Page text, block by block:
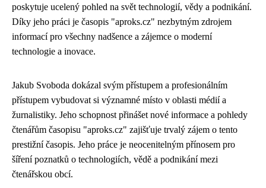
poskytuje ucelený pohled na svět technologií, vědy a podnikání.
Díky jeho práci je časopis "aproks.cz" nezbytným zdrojem
informací pro všechny nadšence a zájemce o moderní
technologie a inovace.
Jakub Svoboda dokázal svým přístupem a profesionálním
přístupem vybudovat si významné místo v oblasti médií a
žurnalistiky. Jeho schopnost přinášet nové informace a pohledy
čtenářům časopisu "aproks.cz" zajišťuje trvalý zájem o tento
prestižní časopis. Jeho práce je neocenitelným přínosem pro
šíření poznatků o technologiích, vědě a podnikání mezi
čtenářskou obcí.